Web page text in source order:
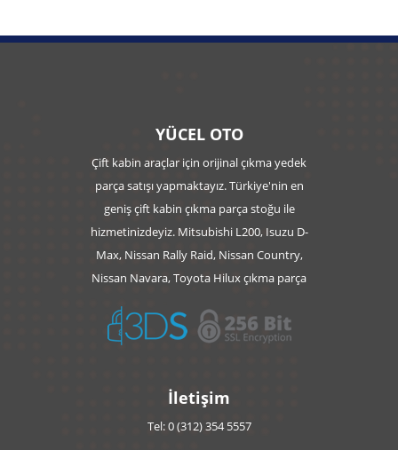
YÜCEL OTO
Çift kabin araçlar için orijinal çıkma yedek
parça satışı yapmaktayız. Türkiye'nin en
geniş çift kabin çıkma parça stoğu ile
hizmetinizdeyiz. Mitsubishi L200, Isuzu D-
Max, Nissan Rally Raid, Nissan Country,
Nissan Navara, Toyota Hilux çıkma parça
İletişim
Tel: 0 (312) 354 5557